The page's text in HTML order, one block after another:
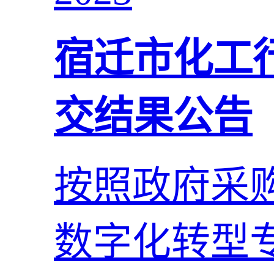
宿迁市化工
交结果公告
按照政府采
数字化转型